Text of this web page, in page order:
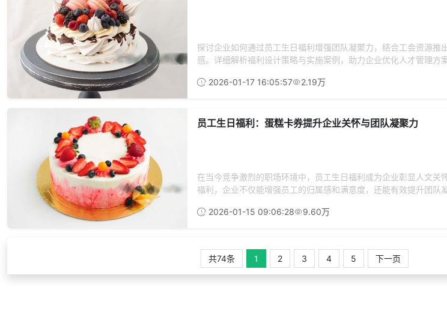
探讨企业如何通过员工生日福利增强团队凝聚力，结合工会资源推
感。详细解析福利设计策略与实施案例，助力企业优化人才管理方
2026-01-17 16:05:57 2.19万
员工生日福利：蛋糕卡券提升企业关怀与团队凝聚力
在当今竞争激烈的职场环境中，员工生日福利成为企业彰显人文关
福利，企业不仅能增强员工的归属感和满意度，还能有效提升团队
2026-01-15 09:06:28 9.60万
共74条 1 2 3 4 5 下一页